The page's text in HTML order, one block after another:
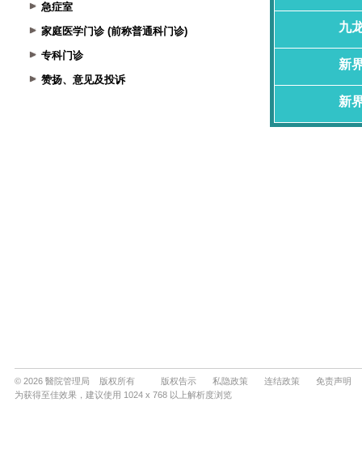
急症室
家庭医学门诊 (前称普通科门诊)
专科门诊
赞扬、意见及投诉
© 2026 醫院管理局 版权所有 版权告示 私隐政策 连结政策
免责声明
为获得至佳效果，建议使用 1024 x 768 以上解析度浏览